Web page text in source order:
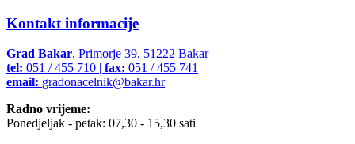
Kontakt informacije
Grad Bakar, Primorje 39, 51222 Bakar
tel: 051 / 455 710 | fax: 051 / 455 741
email: gradonacelnik@bakar.hr
Radno vrijeme:
Ponedjeljak - petak: 07,30 - 15,30 sati